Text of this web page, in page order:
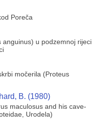
Poreča
anguinus) u podzemnoj rijeci
močerila (Proteus
B. (1980)
maculosus and his cave-
Urodela)